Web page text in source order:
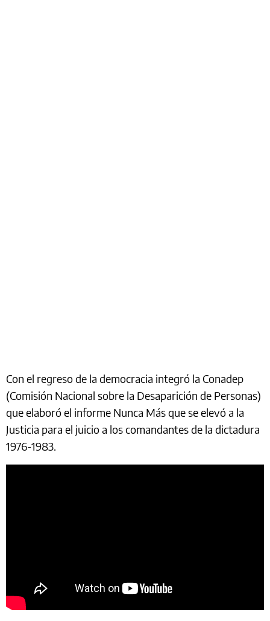
Con el regreso de la democracia integró la Conadep
(Comisión Nacional sobre la Desaparición de Personas)
que elaboró el informe Nunca Más que se elevó a la
Justicia para el juicio a los comandantes de la dictadura
1976-1983.